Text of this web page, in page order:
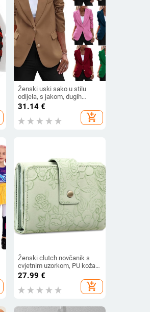
Ženski uski sako u stilu
odijela, s jakom, dugih
rukava, poliester 95%+,
31.14 €
add_shopping_cart
Ženski clutch novčanik s
cvjetnim uzorkom, PU koža,
podstava od poliester, anti-
27.99 €
add_shopping_cart